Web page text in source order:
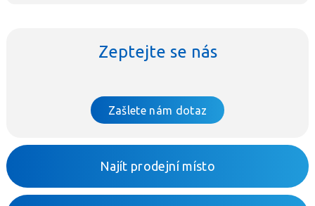
Zeptejte se nás
Zašlete nám dotaz
Najít prodejní místo